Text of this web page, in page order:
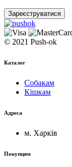
Зареєструватися
© 2021 Push-ok
Каталог
Собакам
Кішкам
Адреса
м. Харків
Покупцям